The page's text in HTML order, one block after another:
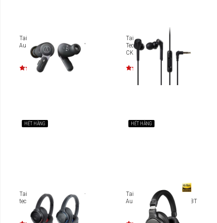
Tai nghe True Wireless
Audio-Technica ATH-TWX7
Tai nghe in-ear Audio
Technica Solid Bass ATH-
CKS550XiS
HẾT HÀNG
Tai nghe Bluetooth Audio-
technica ATH-WS660BT
HẾT HÀNG
Tai nghe Bluetooth Hi-res
Audio-Technica ATH-DSR7BT